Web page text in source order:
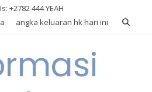
+2782 444 YEAH
angka keluaran hk hari ini